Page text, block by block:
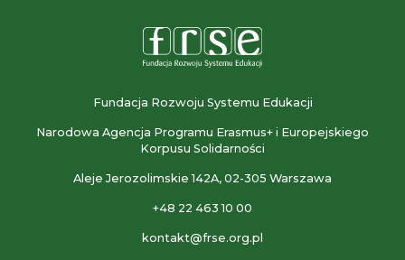
Fundacja Rozwoju Systemu Edukacji
Narodowa Agencja Programu Erasmus+ i Europejskiego
Korpusu Solidarności
Aleje Jerozolimskie 142A, 02-305 Warszawa
+48 22 463 10 00
kontakt@frse.org.pl